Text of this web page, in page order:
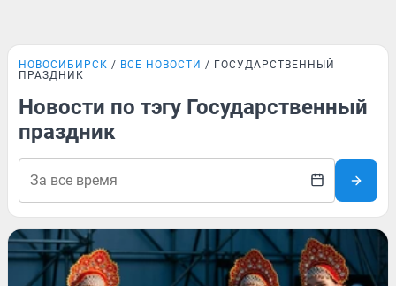
НОВОСИБИРСК ВСЕ НОВОСТИ
ГОСУДАРСТВЕННЫЙ
ПРАЗДНИК
Новости по тэгу Государственный
праздник